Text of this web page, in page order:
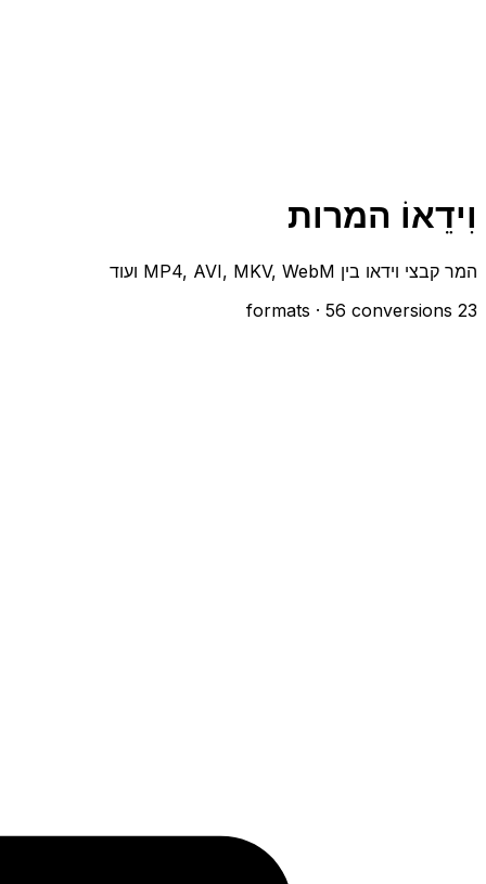
וִידֵאוֹ המרות
המר קבצי וידאו בין MP4, AVI, MKV, WebM ועוד
23 formats
· 56 conversions